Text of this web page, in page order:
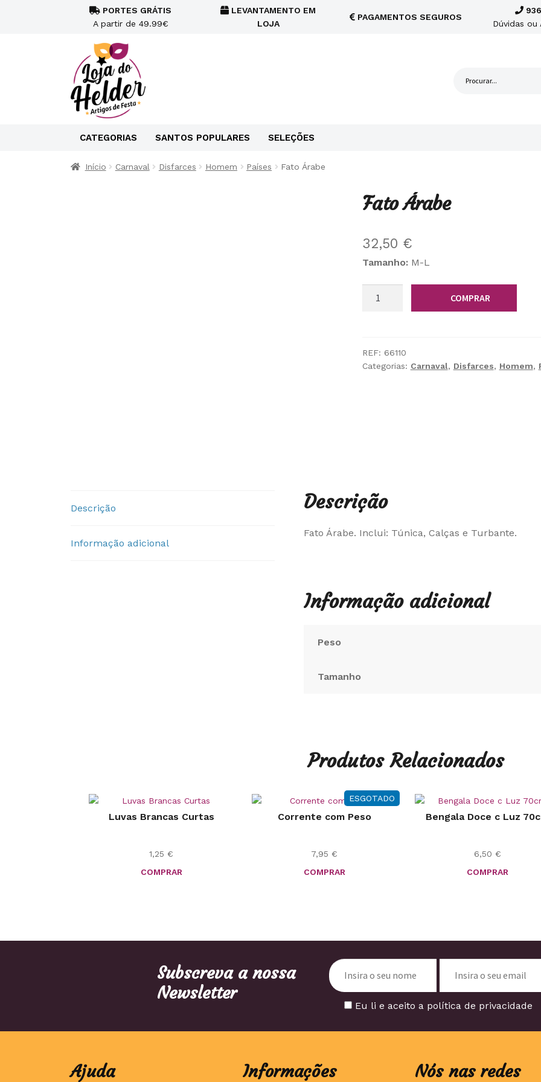
PORTES GRÁTIS
A partir de 49.99€
LEVANTAMENTO EM
LOJA
PAGAMENTOS SEGUROS
Dúvidas ou
CATEGORIAS SANTOS POPULARES SELEÇÕES
Início Carnaval Disfarces Homem Países Fato Árabe
Fato Árabe
32,50 €
Tamanho: M-L
COMPRAR
REF: 66110
Categorias: Carnaval, Disfarces, Homem,
Descrição
Informação adicional
Descrição
Fato Árabe. Inclui: Túnica, Calças e Turbante.
Informação adicional
Peso
Tamanho
Produtos Relacionados
Luvas Brancas Curtas
1,25 €
COMPRAR
ESGOTADO
Corrente com Peso
7,95 €
COMPRAR
Bengala Doce c Luz
6,50 €
COMPRAR
Subscreva a nossa
Newsletter
Eu li e aceito a política de privacidade
Ajuda Informações Nós nas redes